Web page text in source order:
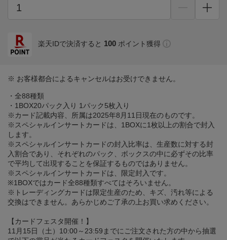
楽天IDで決済すると 100 ポイント獲得
※ お客様都合によるキャンセルはお受けできません。
・全88種類
・1BOX20パック入り 1パック5枚入り
※カード記載内容、所属は2025年8月11日現在のものです。
※スペシャルインサートカードは、1BOXに1枚以上の割合で封入
します。
※スペシャルインサートカードの封入比率は、生産数に対する封
入割合であり、それぞれのパック、ボックスの中に必ずその比率
で平均して出現することを保証するものではありません。
※スペシャルインサートカードは、限定封入です。
※1BOXではカード全88種類すべてはそろいません。
※トレーディングカードは限定生産のため、キズ、汚れ等による
交換はできません。あらかじめご了承の上お買い求めください。
【カードフェスタ開催！】
11月15日（土）10:00～23:59までにご注文された方の中から抽選